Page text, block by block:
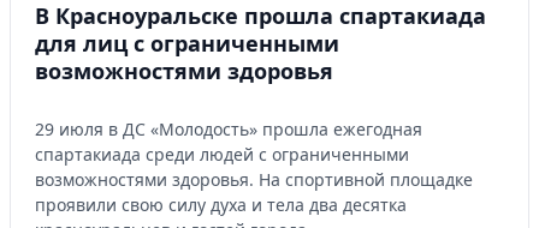
В Красноуральске прошла спартакиада
для лиц с ограниченными
возможностями здоровья
29 июля в ДС «Молодость» прошла ежегодная
спартакиада среди людей с ограниченными
возможностями здоровья. На спортивной площадке
проявили свою силу духа и тела два десятка